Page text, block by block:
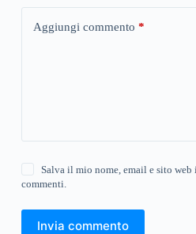
Aggiungi commento *
Salva il mio nome, email e sito
commenti.
Invia commento